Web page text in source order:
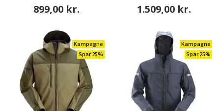
899,00 kr. 1.509,00 kr.
Kampagne
Spar 25%
Kampagne
Spar 25%